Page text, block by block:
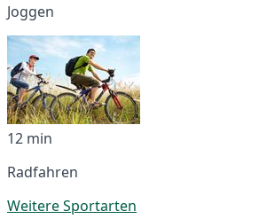
Joggen
12 min
Radfahren
Weitere Sportarten